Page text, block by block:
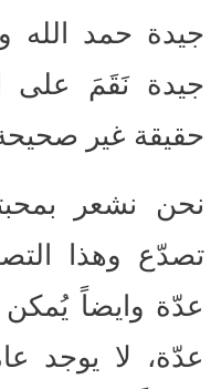
جيدة حمد الله
جيدة نَقَمَ على
حقيقة غير
نحن نشعر
تصدّع وهذا
عدّة وايضاً يُمكن
عدّة، لا يوجد